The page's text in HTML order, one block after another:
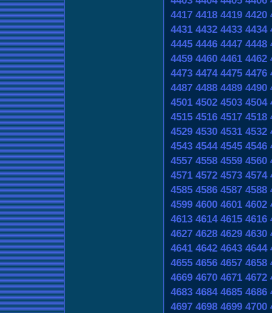
4417 4418 4419 4420
4431 4432 4433 4434
4445 4446 4447 4448
4459 4460 4461 4462
4473 4474 4475 4476
4487 4488 4489 4490
4501 4502 4503 4504
4515 4516 4517 4518
4529 4530 4531 4532
4543 4544 4545 4546
4557 4558 4559 4560
4571 4572 4573 4574
4585 4586 4587 4588
4599 4600 4601 4602
4613 4614 4615 4616
4627 4628 4629 4630
4641 4642 4643 4644
4655 4656 4657 4658
4669 4670 4671 4672
4683 4684 4685 4686
4697 4698 4699 4700